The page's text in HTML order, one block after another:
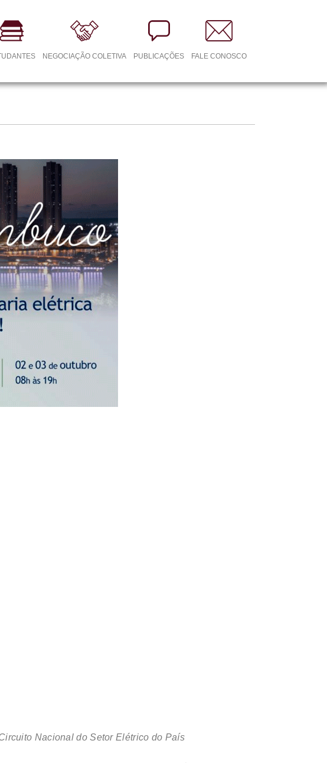
NEGOCIAÇÃO COLETIVA PUBLICAÇÕES FALE CONOSCO
Nacional do Setor Elétrico do País